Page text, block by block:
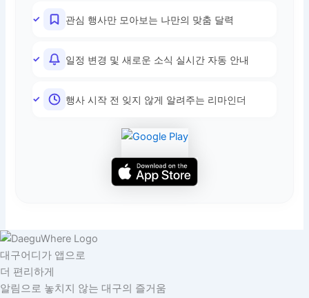
관심 행사만 모아보는 나만의 맞춤 달력
일정 변경 및 새로운 소식 실시간 자동 안내
행사 시작 전 잊지 않게 알려주는 리마인더
대구어디가 앱으로
더 편리하게
알림으로 놓치지 않는 대구의 즐거움